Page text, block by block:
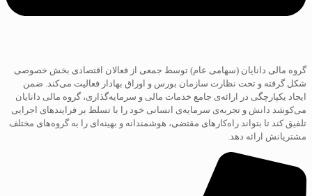
گروه مالی دانایان (سهامی عام) توسط جمعی از فعالان اقتصادی بخش خصوصی
شکل گرفته و تحت نظارت سازمان بورس و اوراق بهادار فعالیت می‌کند. ضمن
ایجاد یکپارچگی در ارائه‌ی جامع خدمات مالی و سرمایه‌گذاری، گروه مالی دانایان
می‌کوشد دانش و تجربه‌ی سرمایه‌ی انسانی خود را با تسلط بر فرایند‌های اجرایی
تلفیق کند تا بتواند راه‌کارهای مقتضی، هوشمندانه و بهینه‌ای را به گروه‌های مختلف
مشتریانش ارائه دهد.